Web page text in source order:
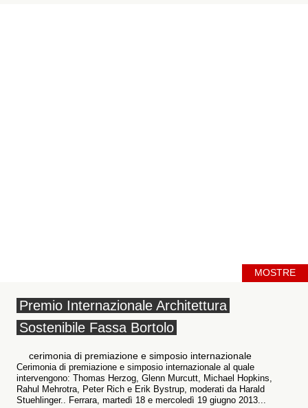
MOSTRE
Premio Internazionale Architettura
Sostenibile Fassa Bortolo
cerimonia di premiazione e simposio internazionale
Cerimonia di premiazione e simposio internazionale al quale
intervengono: Thomas Herzog, Glenn Murcutt, Michael Hopkins,
Rahul Mehrotra, Peter Rich e Erik Bystrup, moderati da Harald
Stuehlinger.. Ferrara, martedì 18 e mercoledì 19 giugno 2013...